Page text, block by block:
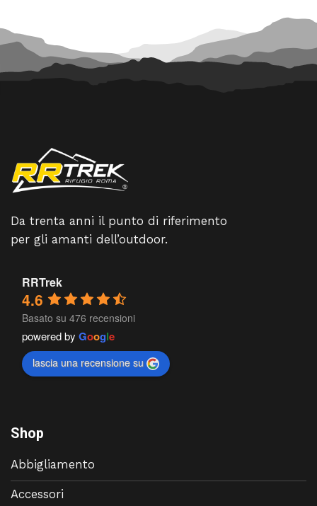
Da trenta anni il punto di riferimento
per gli amanti dell’outdoor.
RRTrek
4.6
Basato su 476 recensioni
powered by Google
lascia una recensione su
Shop
Abbigliamento
Accessori